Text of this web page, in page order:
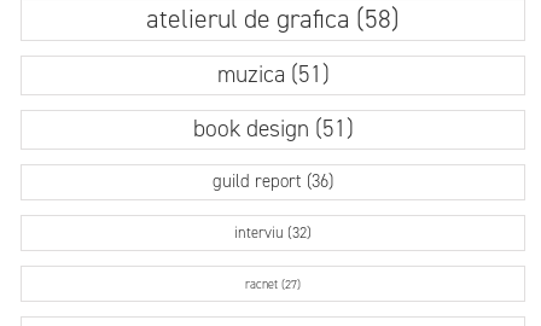
atelierul de grafica (58)
muzica (51)
book design (51)
guild report (36)
interviu (32)
racnet (27)